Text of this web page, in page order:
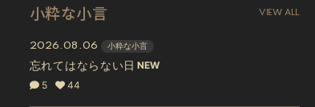
小粋な小言 VIEW ALL
2026.08.06 小粋な小言
忘れてはならない日
5 44